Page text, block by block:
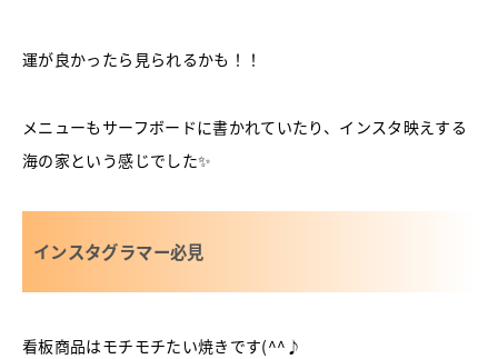
運が良かったら見られるかも！！
メニューもサーフボードに書かれていたり、インスタ映えする
海の家という感じでした✨
インスタグラマー必見
看板商品はモチモチたい焼きです(^^♪